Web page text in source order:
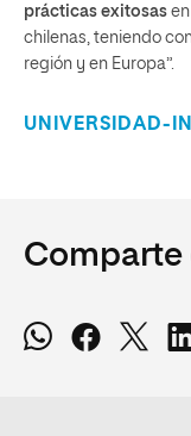
prácticas exitosas
chilenas, teniendo
región y en Europa”.
UNIVERSIDAD-
Comparte